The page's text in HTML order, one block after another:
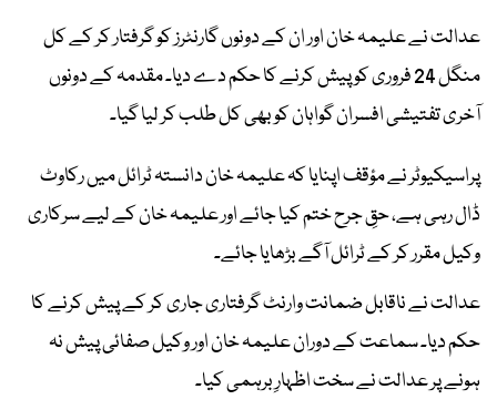
عدالت نے علیمہ خان اور ان کے دونوں گارنٹرز کو گرفتار کر کے کل
منگل 24 فروری کو پیش کرنے کا حکم دے دیا۔ مقدمہ کے دونوں
آخری تفتیشی افسران گواہان کو بھی کل طلب کر لیا گیا۔
پراسیکیوٹر نے مؤقف اپنایا کہ علیمہ خان دانستہ ٹرائل میں رکاوٹ
ڈال رہی ہے، حقِ جرح ختم کیا جائے اور علیمہ خان کے لیے سرکاری
وکیل مقرر کر کے ٹرائل آگے بڑھایا جائے۔
عدالت نے ناقابل ضمانت وارنٹ گرفتاری جاری کر کے پیش کرنے کا
حکم دیا۔ سماعت کے دوران علیمہ خان اور وکیل صفائی پیش نہ
ہونے پر عدالت نے سخت اظہارِ برہمی کیا۔